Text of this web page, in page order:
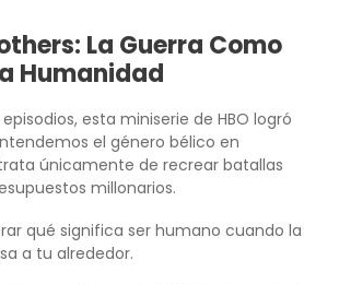
La Guerra Como
Humanidad
esta miniserie de HBO logró
el género bélico en
únicamente de recrear batallas
millonarios.
qué significa ser humano cuando la
a tu alrededor.